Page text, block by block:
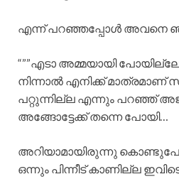
എന്ന് പറഞ്ഞപ്പോൾ അവനെ
“””എടാ അമ്മയായി
നിന്നാൽ എനിക്ക് മാത്രമാണ്
പറ്റുന്നില്ല എന്നും പറഞ്ഞ്
അങ്ങോട്ടേക്ക് തന്നെ പോയി…
അറിയാമായിരുന്നു
ഒന്നും പിന്നീട് കാണില്ല